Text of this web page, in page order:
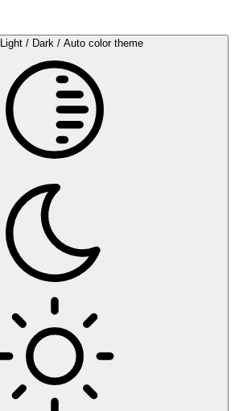
/ Dark / Auto color theme